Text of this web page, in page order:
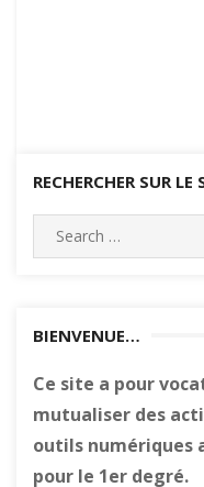
RECHERCHER SUR LE
Search
for:
BIENVENUE…
Ce site a pour
mutualiser des
outils numériques
pour le 1er degré.